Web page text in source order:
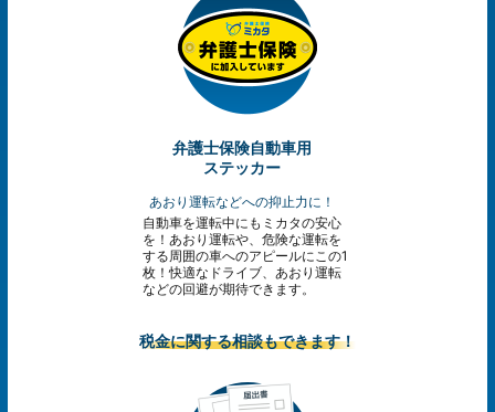
弁護士保険自動車用
ステッカー
あおり運転などへの抑止力に！
自動車を運転中にもミカタの安心
を！あおり運転や、危険な運転を
する周囲の車へのアピールにこの1
枚！快適なドライブ、あおり運転
などの回避が期待できます。
税金に関する相談もできます！